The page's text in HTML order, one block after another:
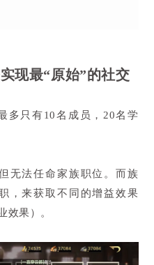
现最“原始”的社交
多只有10名成员，20名学
无法任命家族职位。而族
，来获取不同的增益效果
效果）。